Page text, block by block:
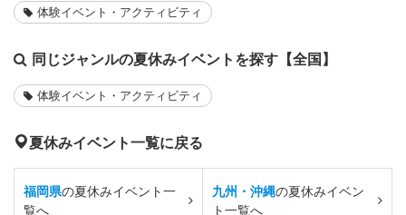
体験イベント・アクティビティ
同じジャンルの夏休みイベントを探す【全国】
体験イベント・アクティビティ
夏休みイベント一覧に戻る
福岡県の夏休みイベント一
覧へ
九州・沖縄の夏休みイベン
ト一覧へ